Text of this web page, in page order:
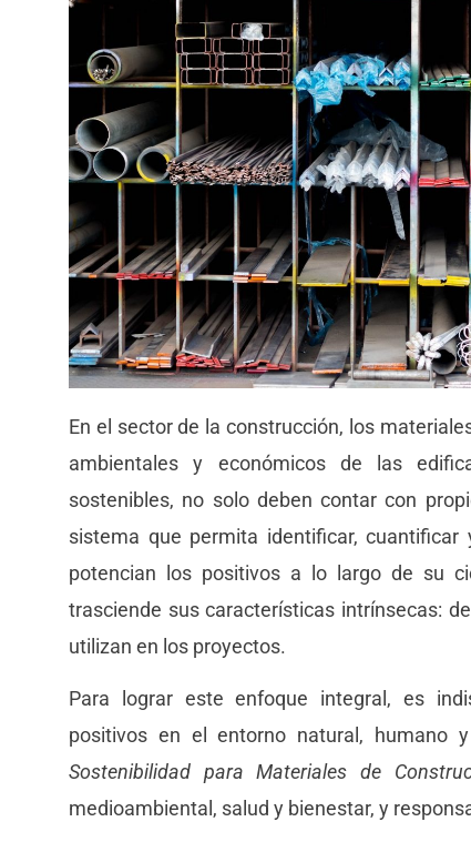
En el sector de la construcción, los
ambientales y económicos de las
sostenibles, no solo deben contar con
sistema que permita identificar,
potencian los positivos a lo largo de su
trasciende sus características intrínsecas:
utilizan en los proyectos.
Para lograr este enfoque integral, es
positivos en el entorno natural, humano
Sostenibilidad para Materiales de
medioambiental, salud y bienestar, y